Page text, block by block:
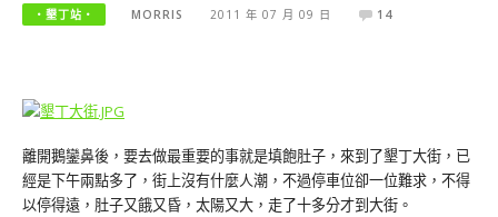
‧墾丁站‧ MORRIS 2011 年 07 月 09 日 14
離開鵝鑾鼻後，要去做最重要的事就是填飽肚子，來到了墾丁大街，已
經是下午兩點多了，街上沒有什麼人潮，不過停車位卻一位難求，不得
以停得遠，肚子又餓又昏，太陽又大，走了十多分才到大街。